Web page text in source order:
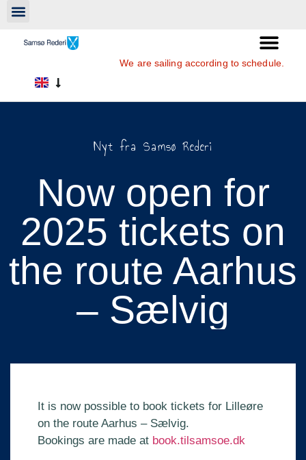
We are sailing according to schedule.
Nyt fra Samsø Rederi
Now open for
2025 tickets on
the route Aarhus
– Sælvig
It is now possible to book tickets for Lilleøre
on the route Aarhus – Sælvig.
Bookings are made at book.tilsamsoe.dk